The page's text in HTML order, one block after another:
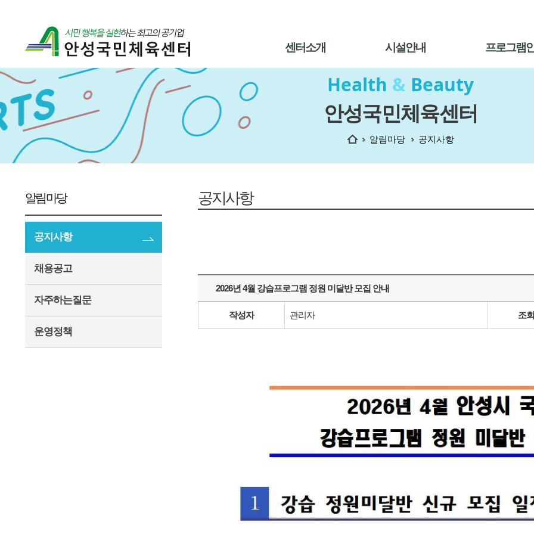
센터소개 시설안내 프로그램
Health & Beauty
안성국민체육센터
홈 알림마당 공지사항
알림마당
공지사항
채용공고
자주하는질문
운영정책
공지사항
2026년 4월 강습프로그램 정원 미달반 모집 안내
작성자 관리자 조